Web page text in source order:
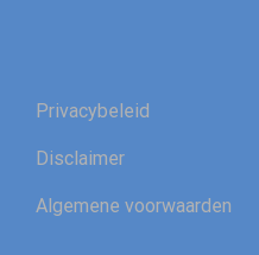
Privacybeleid
Disclaimer
Algemene voorwaarden